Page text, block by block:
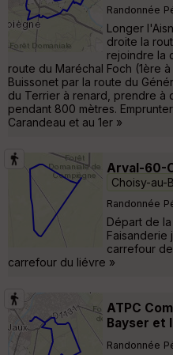
Randonnée
Longer
droite la
rejoindre la
route du Maréchal Foch (1ère
Buissonet par la route du
du Terrier à renard, prendre à
pendant 800 mètres.
Carandeau et au 1er »
Arval-60-
Choisy-au-
Randonnée
Départ de
Faisanderie
carrefour
carrefour du liévre »
ATPC
Bayser et
Randonnée